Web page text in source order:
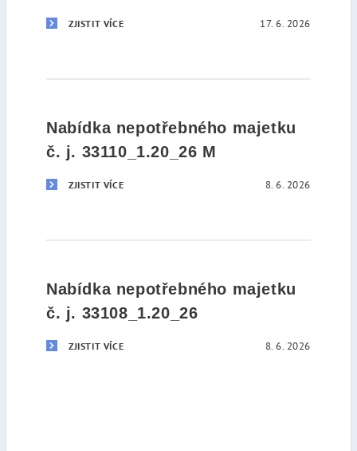
ZJISTIT VÍCE 17. 6. 2026
Nabídka nepotřebného majetku
č. j. 33110_1.20_26 M
ZJISTIT VÍCE 8. 6. 2026
Nabídka nepotřebného majetku
č. j. 33108_1.20_26
ZJISTIT VÍCE 8. 6. 2026